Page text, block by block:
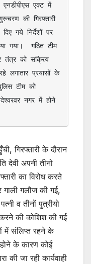
एक्ट में
की गिरफ्तारी
दिए गये निर्देशों पर
गया।  गठित टीम
तंत्र को सक्रिय
लगातार प्रयासों के
टीम को
नगर में होने
गिरफ्तारी के दौरान
देवी अपनी तीनो
का विरोध करते
गलौज की गई,
व तीनों पुत्रीयो
करने की कोशिश की गई
में संलिप्त रहने के
होने के कारण कोई
की जा रही कार्यवाही